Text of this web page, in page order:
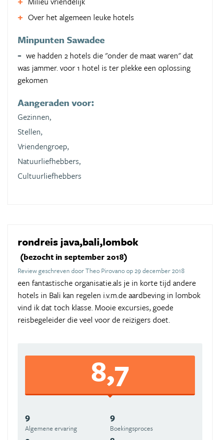
Over het algemeen leuke hotels
Minpunten Sawadee
we hadden 2 hotels die "onder de maat waren" dat
was jammer. voor 1 hotel is ter plekke een oplossing
gekomen
Aangeraden voor:
Gezinnen,
Stellen,
Vriendengroep,
Natuurliefhebbers,
Cultuurliefhebbers
rondreis java,bali,lombok
(bezocht in september 2018)
Review geschreven door Theo Pirovano op 29 december 2018
een fantastische organisatie.als je in korte tijd andere
hotels in Bali kan regelen i.v.m.de aardbeving in lombok
vind ik dat toch klasse. Mooie excursies, goede
reisbegeleider die veel voor de reizigers doet.
8,7
9
Algemene ervaring
9
Boekingsproces